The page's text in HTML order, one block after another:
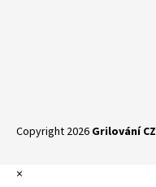
Copyright 2026 Grilování CZ
×